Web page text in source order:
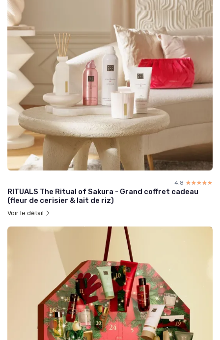
4.8 ☆☆☆☆☆
★★★★★
RITUALS The Ritual of Sakura - Grand coffret cadeau
(fleur de cerisier & lait de riz)
Voir le détail